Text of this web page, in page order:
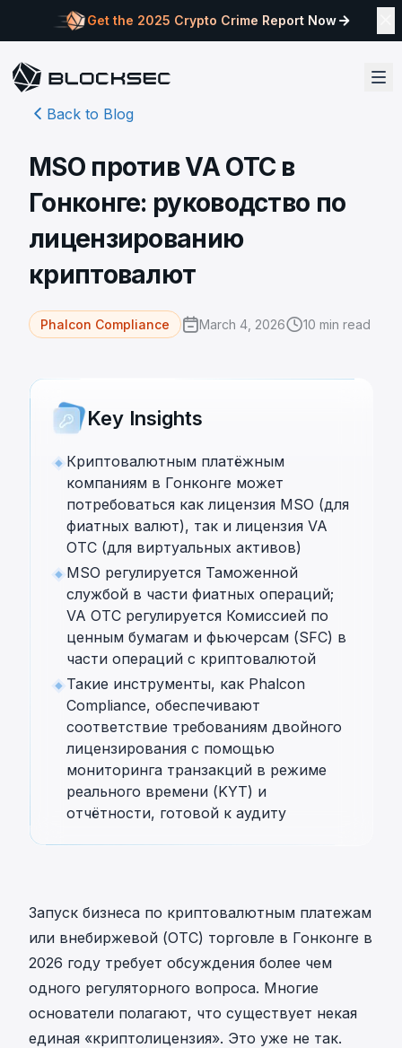
Get the 2025 Crypto Crime Report Now
Back to Blog
MSO против VA OTC в
Гонконге: руководство по
лицензированию
криптовалют
Phalcon Compliance March 4, 2026 10 min read
Key Insights
Криптовалютным платёжным
компаниям в Гонконге может
потребоваться как лицензия MSO (для
фиатных валют), так и лицензия VA
OTC (для виртуальных активов)
MSO регулируется Таможенной
службой в части фиатных операций;
VA OTC регулируется Комиссией по
ценным бумагам и фьючерсам (SFC) в
части операций с криптовалютой
Такие инструменты, как Phalcon
Compliance, обеспечивают
соответствие требованиям двойного
лицензирования с помощью
мониторинга транзакций в режиме
реального времени (KYT) и
отчётности, готовой к аудиту
Запуск бизнеса по криптовалютным платежам
или внебиржевой (OTC) торговле в Гонконге в
2026 году требует обсуждения более чем
одного регуляторного вопроса. Многие
основатели полагают, что существует некая
единая «криптолицензия». Это уже не так.